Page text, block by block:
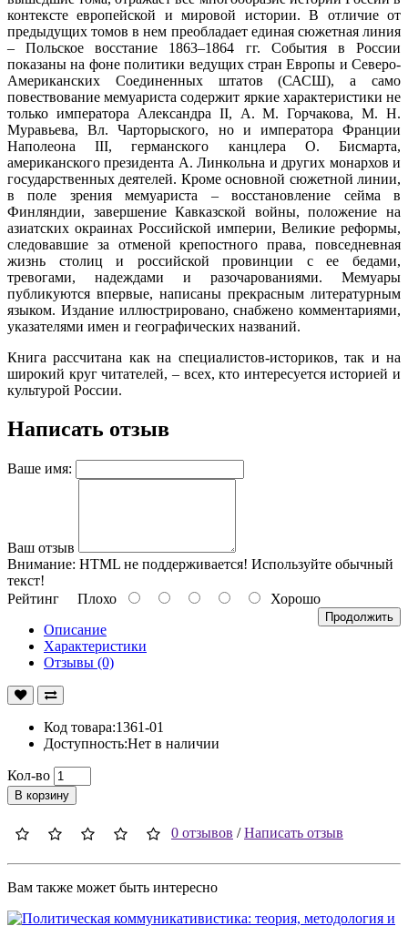
контексте европейской и мировой истории. В отличие от
предыдущих томов в нем преобладает единая сюжетная линия
– Польское восстание 1863–1864 гг. События в России
показаны на фоне политики ведущих стран Европы и Северо-
Американских Соединенных штатов (САСШ), а само
повествование мемуариста содержит яркие характеристики не
только императора Александра II, А. М. Горчакова, М. Н.
Муравьева, Вл. Чарторыского, но и императора Франции
Наполеона III, германского канцлера О. Бисмарта,
американского президента А. Линкольна и других монархов и
государственных деятелей. Кроме основной сюжетной линии,
в поле зрения мемуариста – восстановление сейма в
Финляндии, завершение Кавказской войны, положение на
азиатских окраинах Российской империи, Великие реформы,
следовавшие за отменой крепостного права, повседневная
жизнь столиц и российской провинции с ее бедами,
тревогами, надеждами и разочарованиями. Мемуары
публикуются впервые, написаны прекрасным литературным
языком. Издание иллюстрировано, снабжено комментариями,
указателями имен и географических названий.
Книга рассчитана как на специалистов-историков, так и на
широкий круг читателей, – всех, кто интересуется историей и
культурой России.
Написать отзыв
Ваше имя:
Ваш отзыв
Внимание: HTML не поддерживается! Используйте обычный
текст!
Рейтинг Плохо Хорошо
Продолжить
Описание
Характеристики
Отзывы (0)
Код товара:1361-01
Доступность:Нет в наличии
Кол-во
В корзину
0 отзывов /Написать отзыв
Вам также может быть интересно